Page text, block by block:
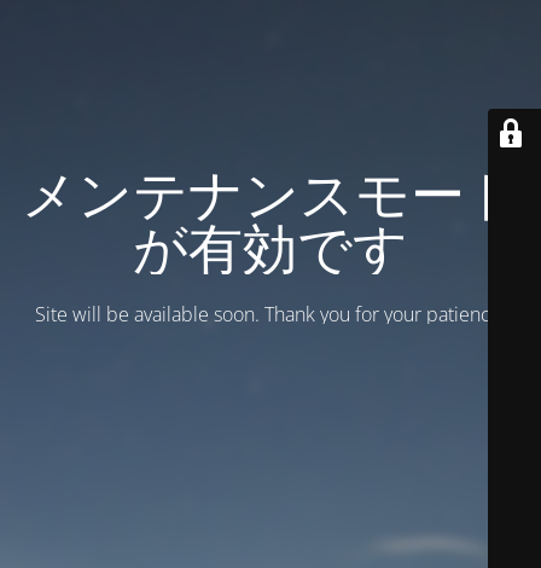
メンテナンスモード
が有効です
Site will be available soon. Thank you for your patience!